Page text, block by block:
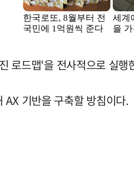
로드맵'을 전사적으로 실행
기반을 구축할 방침이다.